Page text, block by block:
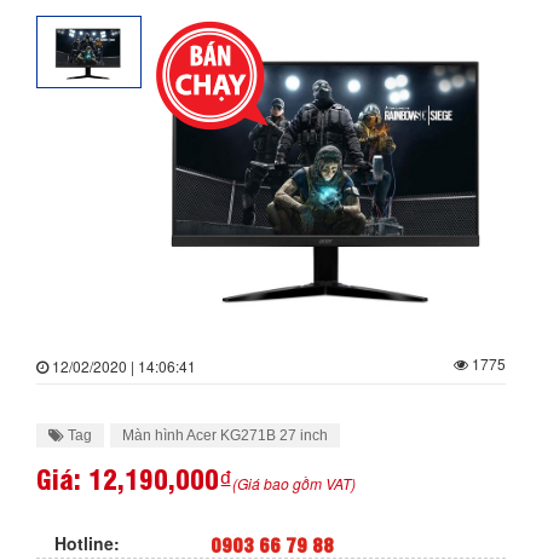
12/02/2020 | 14:06:41 1775
Tag Màn hình Acer KG271B 27 inch
Giá: 12,190,000₫(Giá bao gồm VAT)
Hotline: 0903 66 79 88